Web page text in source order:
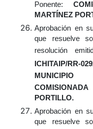
Ponente:
MARTÍNEZ
Aprobación en
que resuelve
resolución
ICHITAIP/RR-
PORTILLO.
Aprobación en
que resuelve